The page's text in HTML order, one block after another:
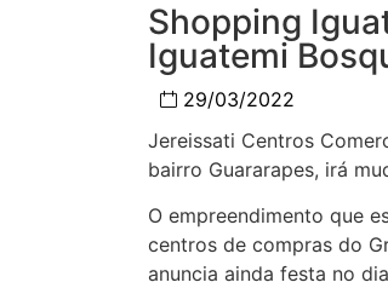
Shopping
Iguatemi
29/03/2022
Jereissati Centros
bairro Guararapes, irá
O empreendimento que
centros de compras do
anuncia ainda festa no